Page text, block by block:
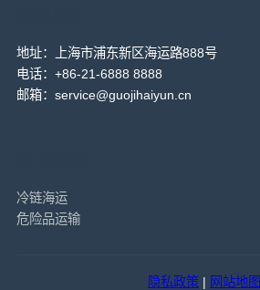
地址：上海市浦东新区海运路888号
电话：+86-21-6888 8888
邮箱：service@guojihaiyun.cn
冷链海运
危险品运输
隐私政策 | 网站地图